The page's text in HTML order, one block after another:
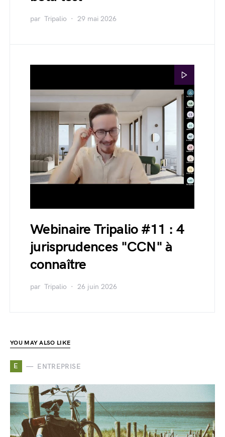
par Tripalio 29 mai 2026
Webinaire Tripalio #11 : 4
jurisprudences "CCN" à
connaître
par Tripalio 26 juin 2026
YOU MAY ALSO LIKE
E ENTREPRISE